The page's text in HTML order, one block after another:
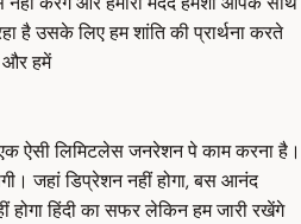
है उसके लिए हम शांति की प्रार्थना करते
हमें
ऐसी लिमिटलेस जनरेशन पे काम करना है।
जहां डिप्रेशन नहीं होगा, बस आनंद
होगा हिंदी का सफर लेकिन हम जारी रखेंगे